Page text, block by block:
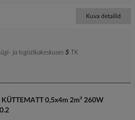
Kuva detailid
ja logistikakeskuses 5 TK
0,5x4m 2m² 260W